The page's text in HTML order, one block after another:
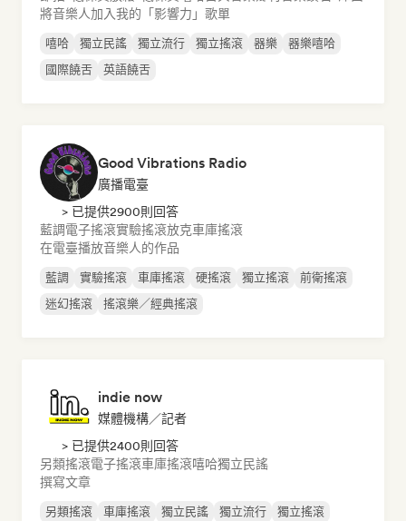
將音樂人加入我的「影響力」歌單
嘻哈 獨立民謠 獨立流行 獨立搖滾 器樂
器樂嘻哈
國際饒舌
英語饒舌
Good Vibrations Radio
廣播電臺
> 已提供2900則回答
藍調電子搖滾實驗搖滾放克車庫搖滾
在電臺播放音樂人的作品
藍調 實驗搖滾 車庫搖滾 硬搖滾 獨立搖滾
前衛搖滾
迷幻搖滾
搖滾樂／經典搖滾
indie now
媒體機構／記者
> 已提供2400則回答
另類搖滾電子搖滾車庫搖滾嘻哈獨立民謠
撰寫文章
另類搖滾 車庫搖滾 獨立民謠 獨立流行
獨立搖滾